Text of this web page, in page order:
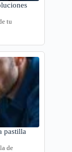
tu
pastilla
de